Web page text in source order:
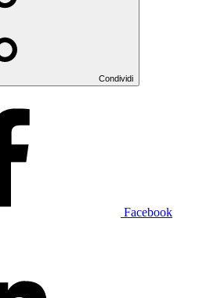
Condividi
Facebook